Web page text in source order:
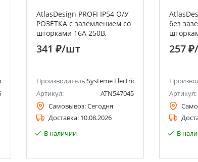
(ранее Schneider Electric)
AtlasDesign PROFI IP54 О/У
РОЗЕТКА с заземлением со
шторками 16А 250В,
ТЕРРАКОТОВЫЙ Systeme
Electric (Schneider Electric)
341 ₽/шт
Производитель:Systeme Electric (ранее Schneider
Артикул:
ATN547045
Самовывоз:Сегодня
Доставка: 10.08.2026
В наличии
без
257 ₽
Артикул:
В